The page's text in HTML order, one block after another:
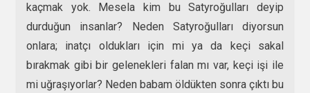
kaçmak yok. Mesela kim bu Satyroğulları deyip
durduğun insanlar? Neden Satyroğulları diyorsun
onlara; inatçı oldukları için mi ya da keçi sakal
bırakmak gibi bir gelenekleri falan mı var, keçi işi ile
mi uğraşıyorlar? Neden babam öldükten sonra çıktı bu